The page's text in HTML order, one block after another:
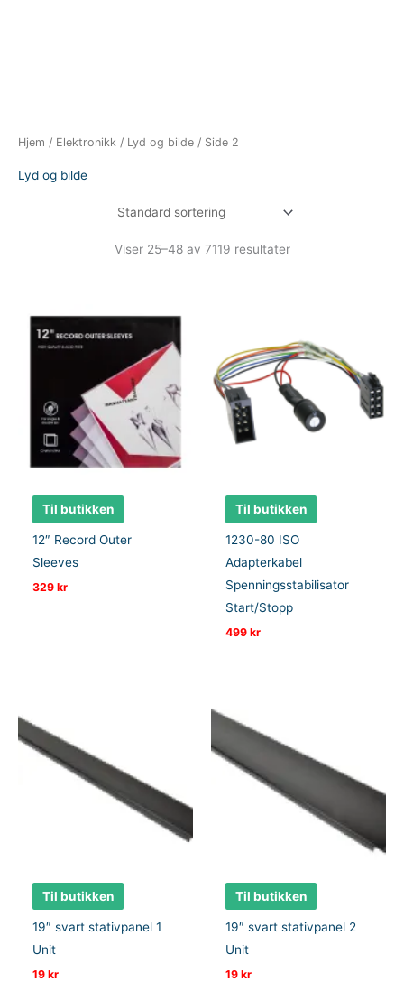
Hjem / Elektronikk / Lyd og bilde / Side 2
Lyd og bilde
Viser 25–48 av 7119 resultater
Til butikken
12″ Record Outer
Sleeves
329kr
Til butikken
1230-80 ISO
Adapterkabel
Spenningsstabilisator
Start/Stopp
499kr
Til butikken
19″ svart stativpanel 1
Unit
19kr
Til butikken
19″ svart stativpanel 2
Unit
19kr